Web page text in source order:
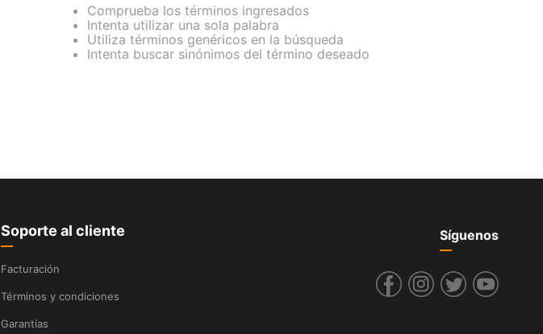
Comprueba los términos ingresados
Intenta utilizar una sola palabra
Utiliza términos genéricos en la búsqueda
Intenta buscar sinónimos del término deseado
Soporte al cliente
Facturación
Términos y condiciones
Garantías
Síguenos